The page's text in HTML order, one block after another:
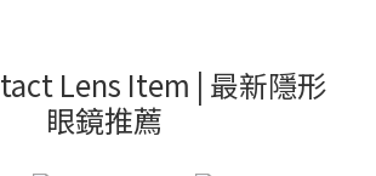
Lens Item | 最新隱形
眼鏡推薦